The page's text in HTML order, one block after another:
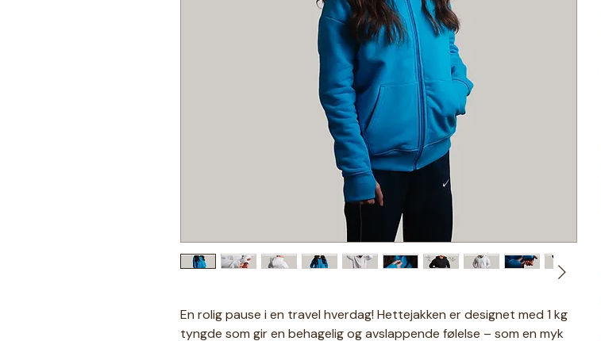
En rolig pause i en travel hverdag! Hettejakken er designet med 1 kg
tyngde som gir en behagelig og avslappende følelse – som en myk